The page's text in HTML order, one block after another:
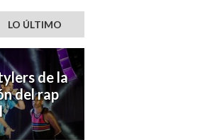
LO ÚLTIMO
de la
del rap